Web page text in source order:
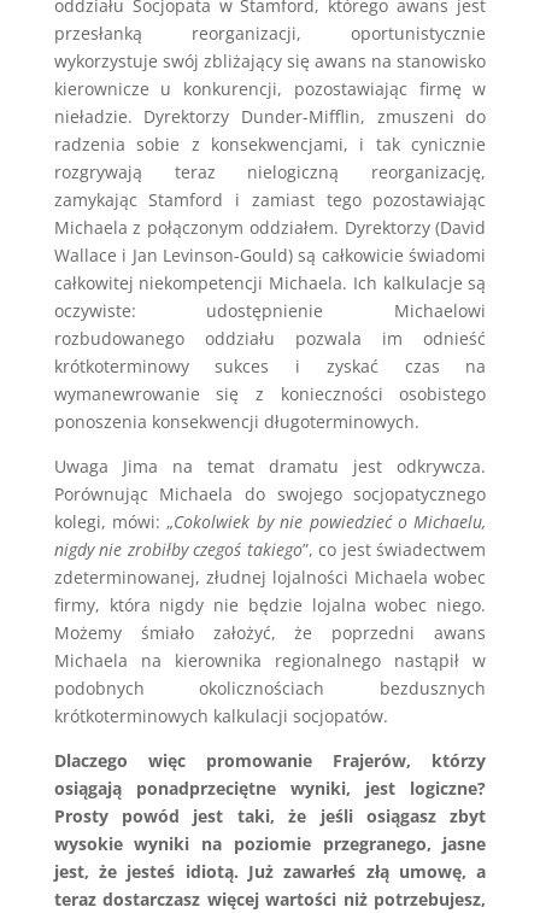
oddziału Socjopata w Stamford, którego awans jest
przesłanką reorganizacji, oportunistycznie
wykorzystuje swój zbliżający się awans na stanowisko
kierownicze u konkurencji, pozostawiając firmę w
nieładzie. Dyrektorzy Dunder-Mifflin, zmuszeni do
radzenia sobie z konsekwencjami, i tak cynicznie
rozgrywają teraz nielogiczną reorganizację,
zamykając Stamford i zamiast tego pozostawiając
Michaela z połączonym oddziałem. Dyrektorzy (David
Wallace i Jan Levinson-Gould) są całkowicie świadomi
całkowitej niekompetencji Michaela. Ich kalkulacje są
oczywiste: udostępnienie Michaelowi
rozbudowanego oddziału pozwala im odnieść
krótkoterminowy sukces i zyskać czas na
wymanewrowanie się z konieczności osobistego
ponoszenia konsekwencji długoterminowych.
Uwaga Jima na temat dramatu jest odkrywcza.
Porównując Michaela do swojego socjopatycznego
kolegi, mówi: „Cokolwiek by nie powiedzieć o Michaelu,
nigdy nie zrobiłby czegoś takiego”, co jest świadectwem
zdeterminowanej, złudnej lojalności Michaela wobec
firmy, która nigdy nie będzie lojalna wobec niego.
Możemy śmiało założyć, że poprzedni awans
Michaela na kierownika regionalnego nastąpił w
podobnych okolicznościach bezdusznych
krótkoterminowych kalkulacji socjopatów.
Dlaczego więc promowanie Frajerów, którzy
osiągają ponadprzeciętne wyniki, jest logiczne?
Prosty powód jest taki, że jeśli osiągasz zbyt
wysokie wyniki na poziomie przegranego, jasne
jest, że jesteś idiotą. Już zawarłeś złą umowę, a
teraz dostarczasz więcej wartości niż potrzebujesz,